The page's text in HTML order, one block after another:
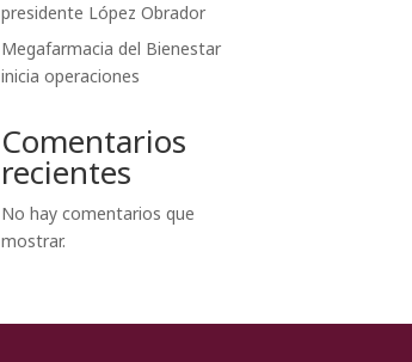
presidente López Obrador
Megafarmacia del Bienestar
inicia operaciones
Comentarios
recientes
No hay comentarios que
mostrar.